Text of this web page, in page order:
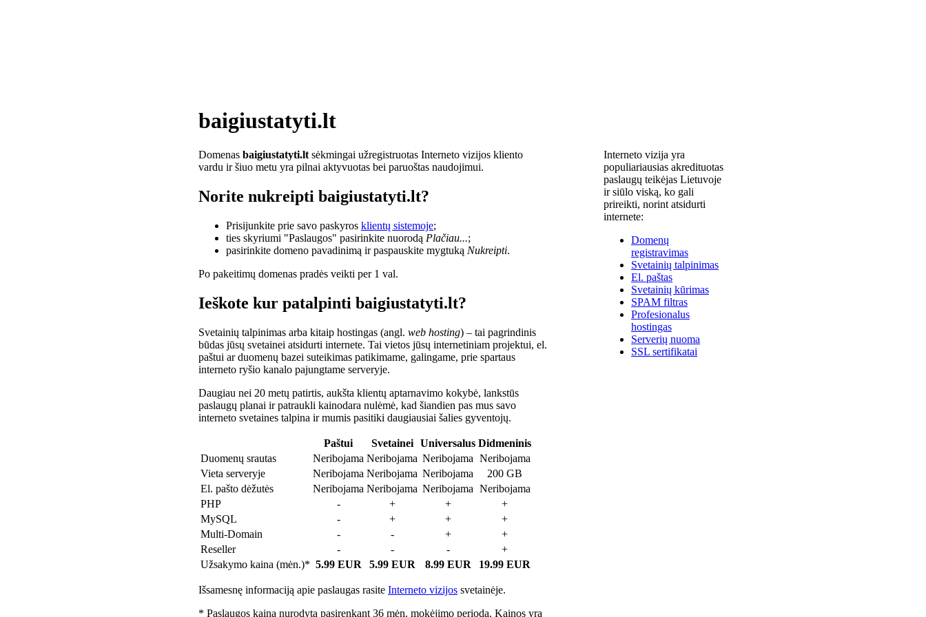
baigiustatyti.lt
Domenas baigiustatyti.lt sėkmingai užregistruotas Interneto vizijos kliento
vardu ir šiuo metu yra pilnai aktyvuotas bei paruoštas naudojimui.
Norite nukreipti baigiustatyti.lt?
Prisijunkite prie savo paskyros klientų sistemoje;
ties skyriumi "Paslaugos" pasirinkite nuorodą Plačiau...;
pasirinkite domeno pavadinimą ir paspauskite mygtuką Nukreipti.
Po pakeitimų domenas pradės veikti per 1 val.
Ieškote kur patalpinti baigiustatyti.lt?
Svetainių talpinimas arba kitaip hostingas (angl. web hosting) – tai pagrindinis
būdas jūsų svetainei atsidurti internete. Tai vietos jūsų internetiniam projektui, el.
paštui ar duomenų bazei suteikimas patikimame, galingame, prie spartaus
interneto ryšio kanalo pajungtame serveryje.
Daugiau nei 20 metų patirtis, aukšta klientų aptarnavimo kokybė, lankstūs
paslaugų planai ir patraukli kainodara nulėmė, kad šiandien pas mus savo
interneto svetaines talpina ir mumis pasitiki daugiausiai šalies gyventojų.
Paštui Svetainei Universalus Didmeninis
Duomenų srautas
Neribojama Neribojama Neribojama Neribojama
Vieta serveryje
Neribojama Neribojama Neribojama
200 GB
El. pašto dėžutės
Neribojama Neribojama Neribojama Neribojama
PHP
- + +
+
MySQL
- + +
+
Multi-Domain
- - +
+
Reseller
- - -
+
Užsakymo kaina (mėn.)* 5.99 EUR 5.99 EUR 8.99 EUR 19.99 EUR
Išsamesnę informaciją apie paslaugas rasite Interneto vizijos svetainėje.
* Paslaugos kaina nurodyta pasirenkant 36 mėn. mokėjimo periodą. Kainos yra
Interneto vizija yra
populiariausias akredituotas
paslaugų teikėjas Lietuvoje
ir siūlo viską, ko gali
prireikti, norint atsidurti
internete:
Domenų
registravimas
Svetainių talpinimas
El. paštas
Svetainių kūrimas
SPAM filtras
Profesionalus
hostingas
Serverių nuoma
SSL sertifikatai